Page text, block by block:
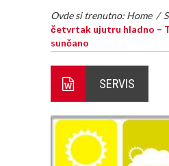
Ovde si trenutno: Home /
četvrtak ujutru hladno –
sunčano
SERVIS